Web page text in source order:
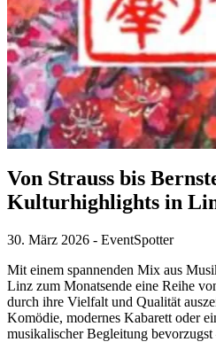
Von Strauss bis
Kulturhighlights in
30. März 2026 - EventSpotter
Mit einem spannenden Mix aus
Linz zum Monatsende eine Reihe
durch ihre Vielfalt und Qualität
Komödie, modernes Kabarett oder
musikalischer Begleitung